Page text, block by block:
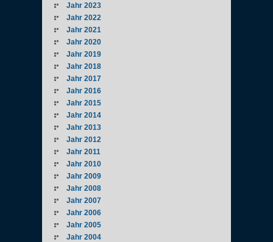
Jahr 2023
Jahr 2022
Jahr 2021
Jahr 2020
Jahr 2019
Jahr 2018
Jahr 2017
Jahr 2016
Jahr 2015
Jahr 2014
Jahr 2013
Jahr 2012
Jahr 2011
Jahr 2010
Jahr 2009
Jahr 2008
Jahr 2007
Jahr 2006
Jahr 2005
Jahr 2004